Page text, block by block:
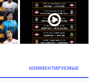
КОММЕНТИРУЕМЫЕ